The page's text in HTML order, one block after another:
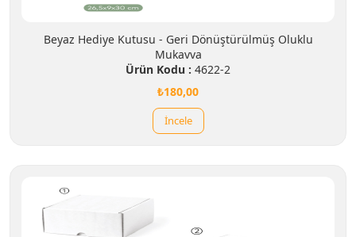
Beyaz Hediye Kutusu - Geri Dönüştürülmüş Oluklu
Mukavva
Ürün Kodu : 4622-2
₺180,00
İncele